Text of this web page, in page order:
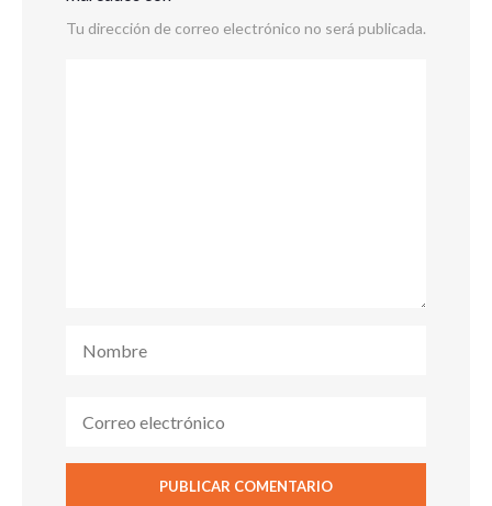
Tu dirección de correo electrónico no será publicada.